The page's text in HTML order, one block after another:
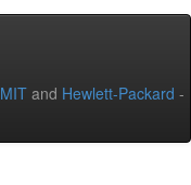
MIT and Hewlett-Packard -